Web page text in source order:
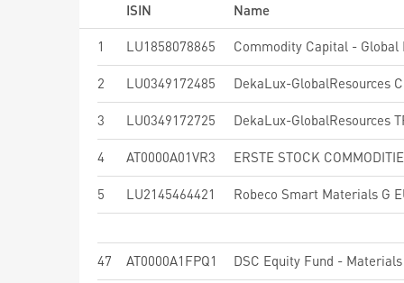
ISIN
Name
1
LU1858078865 Commodity Capital - Global
2 LU0349172485 DekaLux-GlobalResources
3 LU0349172725 DekaLux-GlobalResources
4 AT0000A01VR3 ERSTE STOCK
5 LU2145464421 Robeco Smart Materials G
47 AT0000A1FPQ1 DSC Equity Fund - Materials